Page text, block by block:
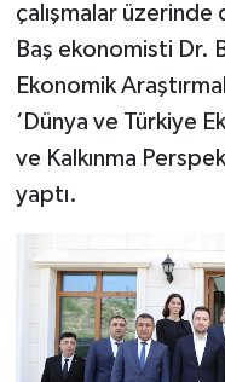
çalışmalar
Baş ekonomisti Dr.
Ekonomik
‘Dünya ve Türkiye
ve Kalkınma
yaptı.